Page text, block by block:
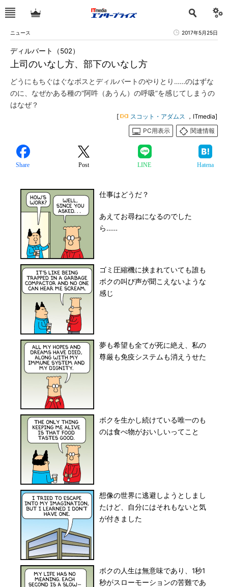
ニュース 2017年5月25日
上司のいなし方、部下のいなし方
ディルバート（502）
どうにもちぐはぐなボスとディルバートのやりとり……のはずな
のに、なぜかある種の“阿吽（あうん）の呼吸”を感じてしまうの
はなぜ？
[ スコット・アダムス ，ITmedia]
PC用表示
関連情報
Share Post LINE Hatena
仕事はどうだ？
あえてお尋ねになるのでした
ら……
ゴミ圧縮機に挟まれていても誰も
ボクの叫び声が聞こえないような
感じ
夢も希望も全てが死に絶え、私の
尊厳も免疫システムも消えうせた
ボクを生かし続けている唯一のも
のは食べ物がおいしいってこと
想像の世界に逃避しようとしまし
たけど、自分にはそれもないと気
が付きました
ボクの人生は無意味であり、1秒1
秒がスローモーションの苦難であ